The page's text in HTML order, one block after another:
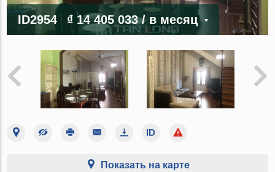
ID2954 ₫ 14 405 033/ в месяц
Показать на карте